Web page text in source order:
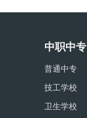
中职中专
普通中专
技工学校
卫生学校